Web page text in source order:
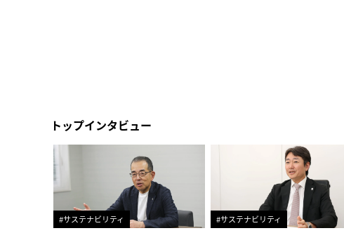
トップインタビュー
#サステナビリティ #サステナビリティ